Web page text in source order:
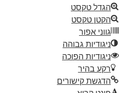
הגדל טקסט
הקטן טקסט
גווני אפור
ניגודיות גבוהה
ניגודיות הפוכה
רקע בהיר
הדגשת קישורים